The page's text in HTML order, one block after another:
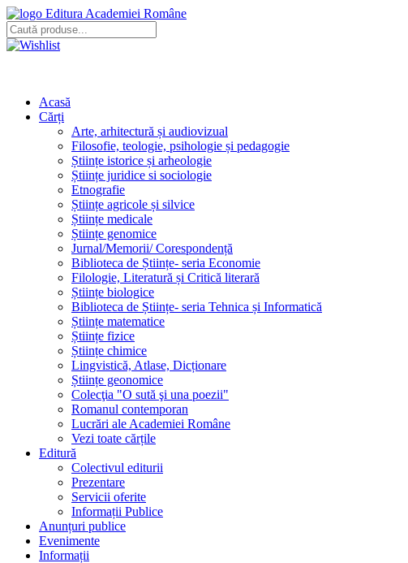
Editura Academiei Române
Acasă
Cărți
Arte, arhitectură și audiovizual
Filosofie, teologie, psihologie și pedagogie
Științe istorice și arheologie
Științe juridice si sociologie
Etnografie
Științe agricole și silvice
Științe medicale
Științe genomice
Jurnal/Memorii/ Corespondență
Biblioteca de Științe- seria Economie
Filologie, Literatură și Critică literară
Științe biologice
Biblioteca de Științe- seria Tehnica și Informatică
Științe matematice
Științe fizice
Științe chimice
Lingvistică, Atlase, Dicționare
Științe geonomice
Colecţia "O sută şi una poezii"
Romanul contemporan
Lucrări ale Academiei Române
Vezi toate cărțile
Editură
Colectivul editurii
Prezentare
Servicii oferite
Informații Publice
Anunțuri publice
Evenimente
Informații